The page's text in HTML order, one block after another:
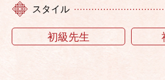
スタイル
初級先生